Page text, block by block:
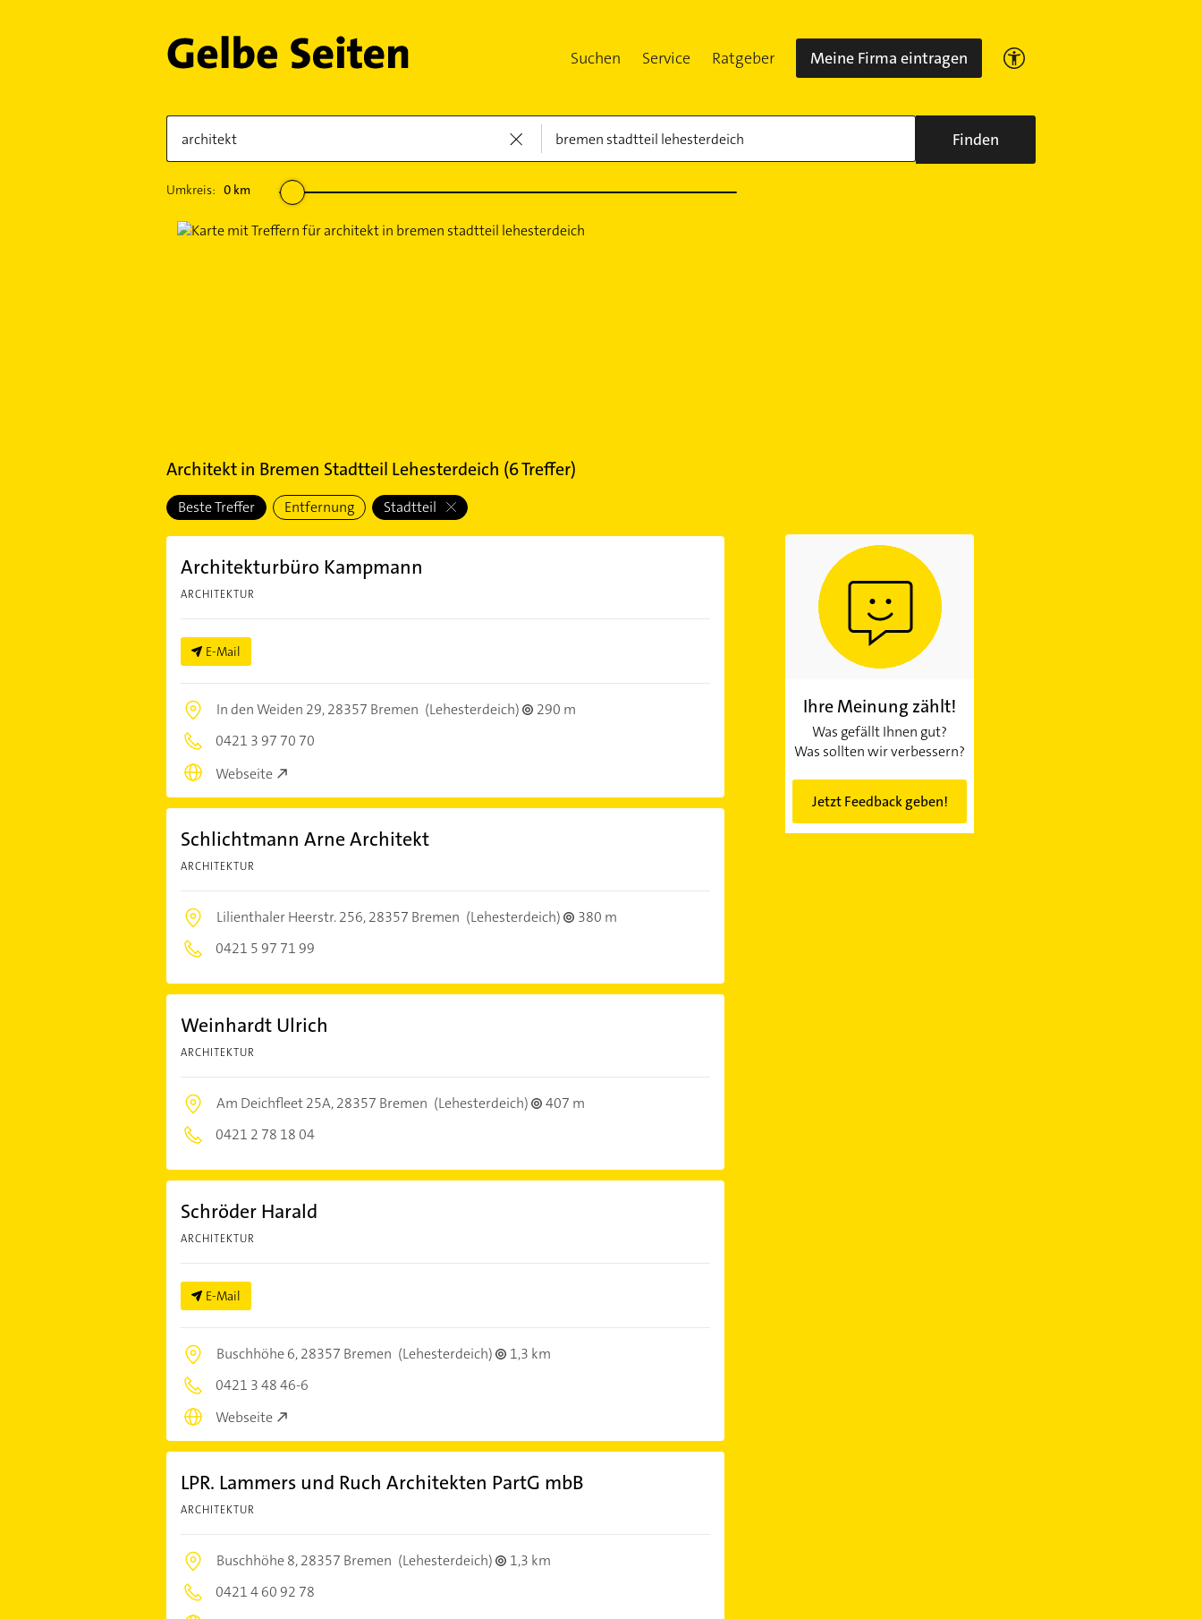
Suchen Service Ratgeber Meine Firma eintragen
Finden
Umkreis: 0km
Architektin Bremen Stadtteil Lehesterdeich (6Treffer)
Beste Treffer Entfernung Stadtteil
Architekturbüro Kampmann
ARCHITEKTUR
E-Mail
In den Weiden 29,28357 Bremen (Lehesterdeich)
290 m
0421 3 97 70 70
Webseite
Schlichtmann Arne Architekt
ARCHITEKTUR
Lilienthaler Heerstr. 256,28357 Bremen (Lehesterdeich)
380 m
0421 5 97 71 99
Weinhardt Ulrich
ARCHITEKTUR
Am Deichfleet 25A,28357 Bremen (Lehesterdeich)
407 m
0421 2 78 18 04
Schröder Harald
ARCHITEKTUR
E-Mail
Buschhöhe 6,28357 Bremen (Lehesterdeich)
1,3 km
0421 3 48 46-6
Webseite
LPR. Lammers und Ruch Architekten PartG mbB
ARCHITEKTUR
Buschhöhe 8,28357 Bremen (Lehesterdeich)
1,3 km
0421 4 60 92 78
Ihre Meinung zählt!
Was gefällt Ihnen gut?
Was sollten wir verbessern?
Jetzt Feedback geben!